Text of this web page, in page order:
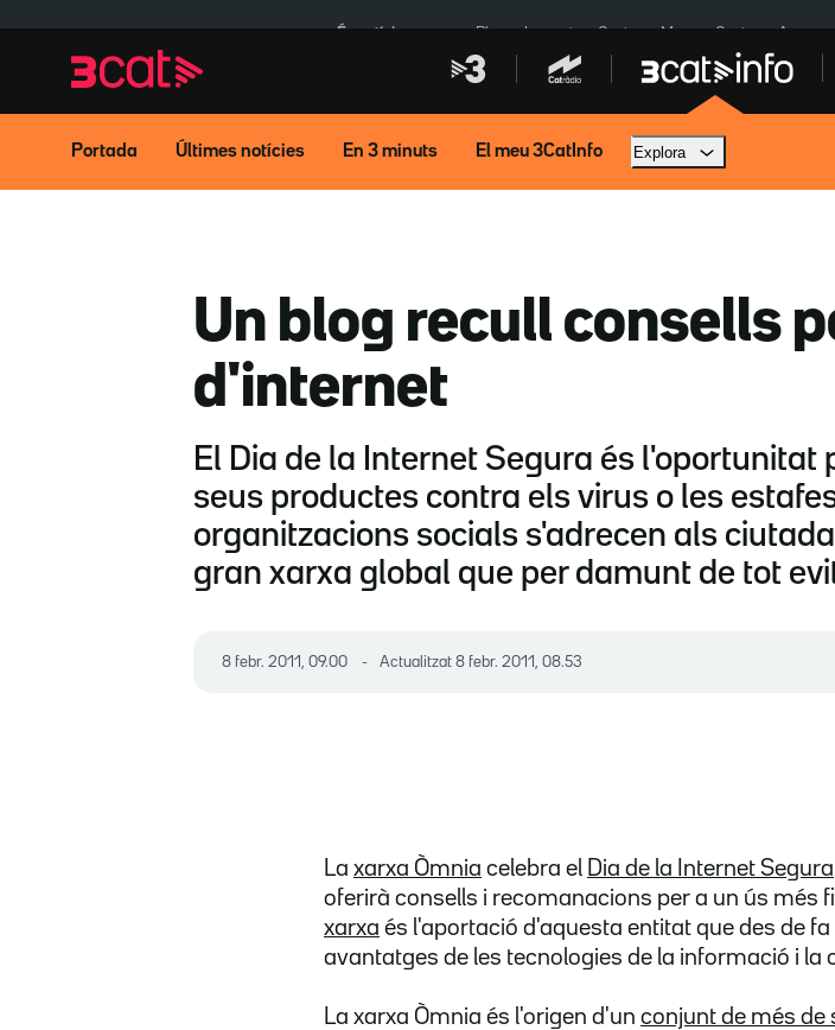
navegació
principal
contingut
És notícia: Pluges Inuncat Ceuta Menors Ceuta
Portada Últimes notícies En 3 minuts El meu 3CatInfo Explora
Un blog recull consells
d'internet
El Dia de la Internet Segura és
seus productes contra els virus o les
organitzacions socials s'adrecen als
gran xarxa global que per damunt de tot
8 febr. 2011, 09.00 Actualitzat 8 febr. 2011, 08.53
La xarxa Òmnia celebra el Dia de la Internet Segura
oferirà consells i recomanacions per a un ús més
xarxa és l'aportació d'aquesta entitat que des de
avantatges de les tecnologies de la informació i la
La xarxa Òmnia és l'origen d'un conjunt de més de